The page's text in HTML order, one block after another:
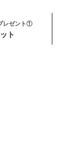
レゼント①
ト